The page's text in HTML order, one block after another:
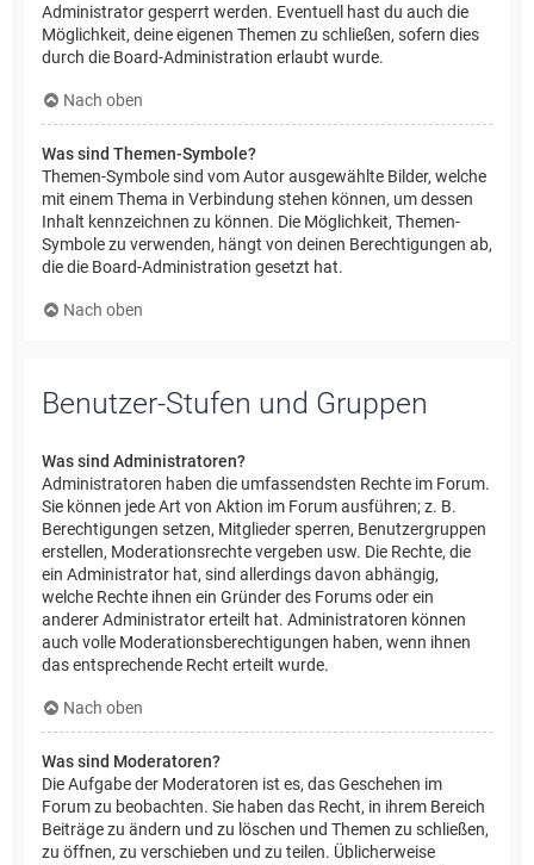
Administrator gesperrt werden. Eventuell hast du auch die
Möglichkeit, deine eigenen Themen zu schließen, sofern dies
durch die Board-Administration erlaubt wurde.
Nach oben
Was sind Themen-Symbole?
Themen-Symbole sind vom Autor ausgewählte Bilder, welche
mit einem Thema in Verbindung stehen können, um dessen
Inhalt kennzeichnen zu können. Die Möglichkeit, Themen-
Symbole zu verwenden, hängt von deinen Berechtigungen ab,
die die Board-Administration gesetzt hat.
Nach oben
Benutzer-Stufen und Gruppen
Was sind Administratoren?
Administratoren haben die umfassendsten Rechte im Forum.
Sie können jede Art von Aktion im Forum ausführen; z. B.
Berechtigungen setzen, Mitglieder sperren, Benutzergruppen
erstellen, Moderationsrechte vergeben usw. Die Rechte, die
ein Administrator hat, sind allerdings davon abhängig,
welche Rechte ihnen ein Gründer des Forums oder ein
anderer Administrator erteilt hat. Administratoren können
auch volle Moderationsberechtigungen haben, wenn ihnen
das entsprechende Recht erteilt wurde.
Nach oben
Was sind Moderatoren?
Die Aufgabe der Moderatoren ist es, das Geschehen im
Forum zu beobachten. Sie haben das Recht, in ihrem Bereich
Beiträge zu ändern und zu löschen und Themen zu schließen,
zu öffnen, zu verschieben und zu teilen. Üblicherweise